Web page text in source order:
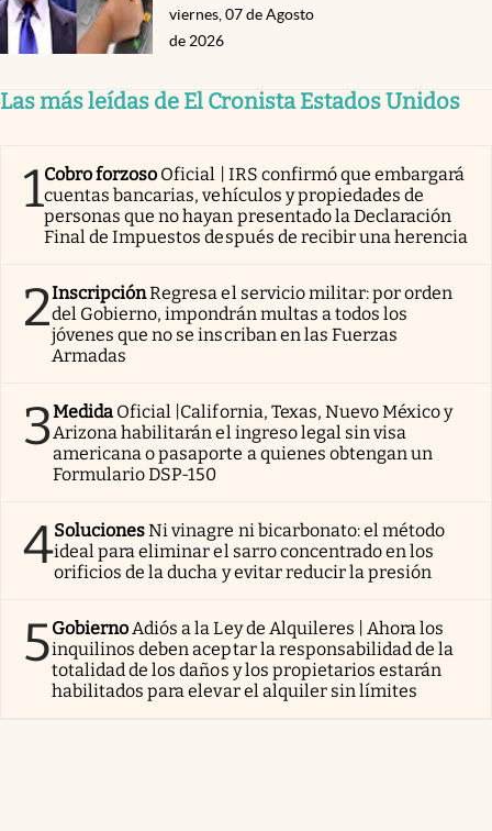
viernes, 07 de Agosto
de 2026
Las más leídas de El Cronista Estados Unidos
1Cobro forzoso Oficial | IRS confirmó que embargará
cuentas bancarias, vehículos y propiedades de
personas que no hayan presentado la Declaración
Final de Impuestos después de recibir una herencia
2InscripciónRegresa el servicio militar: por orden
del Gobierno, impondrán multas a todos los
jóvenes que no se inscriban en las Fuerzas
Armadas
3Medida Oficial |California, Texas, Nuevo México y
Arizona habilitarán el ingreso legal sin visa
americana o pasaporte a quienes obtengan un
Formulario DSP-150
4SolucionesNi vinagre ni bicarbonato: el método
ideal para eliminar el sarro concentrado en los
orificios de la ducha y evitar reducir la presión
5GobiernoAdiós a la Ley de Alquileres | Ahora los
inquilinos deben aceptar la responsabilidad de la
totalidad de los daños y los propietarios estarán
habilitados para elevar el alquiler sin límites